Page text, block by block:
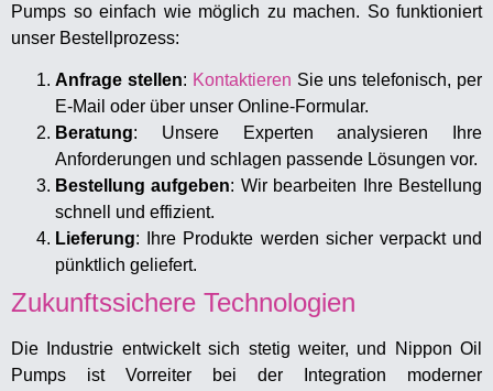
Pumps so einfach wie möglich zu machen. So funktioniert
unser Bestellprozess:
Anfrage stellen: Kontaktieren Sie uns telefonisch, per
E-Mail oder über unser Online-Formular.
Beratung: Unsere Experten analysieren Ihre
Anforderungen und schlagen passende Lösungen vor.
Bestellung aufgeben: Wir bearbeiten Ihre Bestellung
schnell und effizient.
Lieferung: Ihre Produkte werden sicher verpackt und
pünktlich geliefert.
Zukunftssichere Technologien
Die Industrie entwickelt sich stetig weiter, und Nippon Oil
Pumps ist Vorreiter bei der Integration moderner